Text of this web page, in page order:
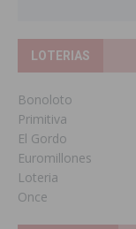
LOTERIAS
Bonoloto
Primitiva
El Gordo
Euromillones
Loteria
Once